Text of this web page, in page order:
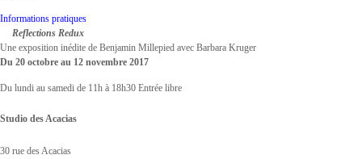
Informations pratiques
Reflections Redux
Une exposition inédite de Benjamin Millepied avec Barbara Kruger
Du 20 octobre au 12 novembre 2017
Du lundi au samedi de 11h à 18h30 Entrée libre
Studio des Acacias
30 rue des Acacias